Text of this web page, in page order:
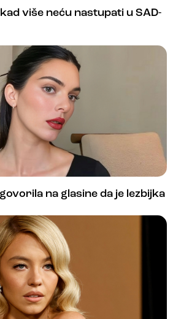
više neću nastupati u SAD-
na glasine da je lezbijka